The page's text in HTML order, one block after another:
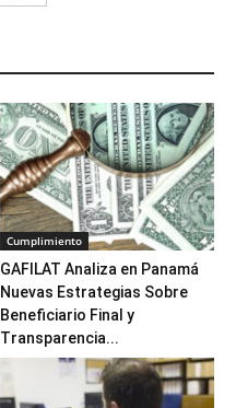
Cumplimiento
GAFILAT Analiza en Panamá
Nuevas Estrategias Sobre
Beneficiario Final y
Transparencia...